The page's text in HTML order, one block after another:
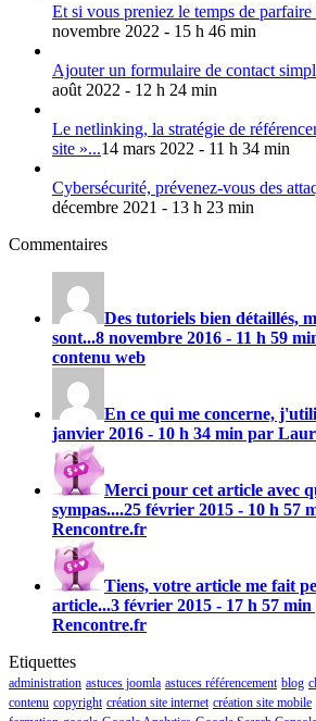
Et si vous preniez le temps de
novembre 2022 - 15 h 46 min
Ajouter un formulaire de contact
août 2022 - 12 h 24 min
Le netlinking, la stratégie de
site »...14 mars 2022 - 11 h 34 min
Cybersécurité, prévenez-vous des
décembre 2021 - 13 h 23 min
Commentaires
Des tutoriels bien détaillés,
sont...8 novembre 2016 - 11 h 59
contenu web
En ce qui me concerne,
janvier 2016 - 10 h 34 min par
Merci pour cet article avec
sympas....25 février 2015 - 10 h 57
Rencontre.fr
Tiens, votre article me fait
article...3 février 2015 - 17 h 57
Rencontre.fr
Etiquettes
administration astuces joomla astuces référencement blog
contenu copyright création site internet création site mobile